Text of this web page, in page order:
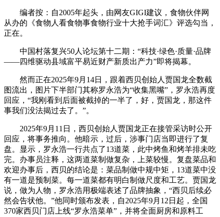
编者按：自2005年起头，由网友GIGI建议，食物伙伴网
从办的《食物人看食物事食物行业十大抢手词汇》评选勾当，
正在。
中国村落复兴50人论坛第十二期：“科技·绿色·质量·品牌
——四维驱动县域富平易近财产新质出产力”即将揭幕。
然而正在2025年9月14日，跟着西贝创始人贾国龙全数截
图流出，图片下半部门其称罗永浩为“收集黑嘴”，罗永浩再度
回应，“我刚看到后面被截掉的一半了，好，贾国龙，那这件
事我们没法揭过去了。”。
2025年9月11日，西贝创始人贾国龙正在接管采访时公开
回应，将事务推向。他暗示，过后，涉事门店当即进行了复
盘。显示，罗永浩一行共点了13道菜，此中烤鱼和烤羊排未吃
完。办事员注释，这两道菜制做复杂，上菜较慢。复盘菜品和
欢迎办事后，西贝的结论是：菜品制做中规中矩，13道菜中没
有一道是预制菜。每一道菜都有明白制做尺度和工艺。贾国龙
说，做为人物，罗永浩用极端表述了品牌抽象，“西贝后续必
然会告状他。”他同时颁布发表，自2025年9月12日起，全国
370家西贝门店上线“罗永浩菜单”，并将全面厨房和原料工